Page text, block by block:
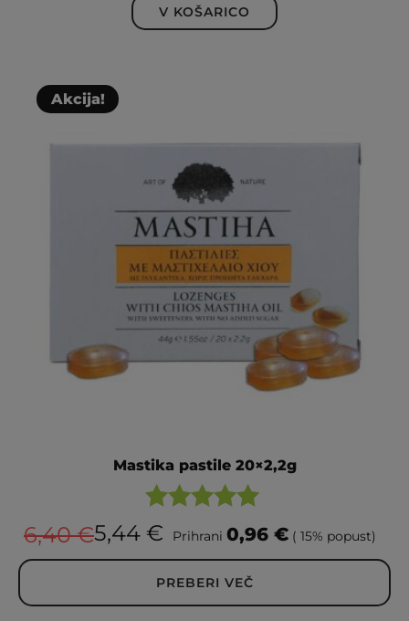
V KOŠARICO
Akcija!
Mastika pastile 20×2,2g
Ocenjeno
6,40€5,44 € Prihrani 0,96 € ( 15% popust)
PREBERI VEČ